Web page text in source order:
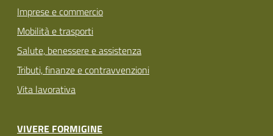
Imprese e commercio
Mobilità e trasporti
Salute, benessere e assistenza
Tributi, finanze e contravvenzioni
Vita lavorativa
VIVERE FORMIGINE